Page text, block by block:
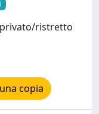
privato/ristretto
copia